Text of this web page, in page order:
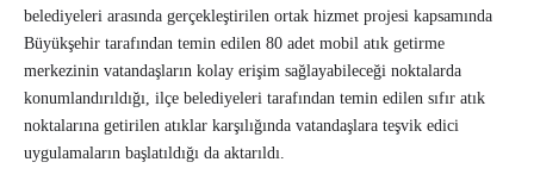
belediyeleri arasında gerçekleştirilen ortak hizmet projesi kapsamında
Büyükşehir tarafından temin edilen 80 adet mobil atık getirme
merkezinin vatandaşların kolay erişim sağlayabileceği noktalarda
konumlandırıldığı, ilçe belediyeleri tarafından temin edilen sıfır atık
noktalarına getirilen atıklar karşılığında vatandaşlara teşvik edici
uygulamaların başlatıldığı da aktarıldı.